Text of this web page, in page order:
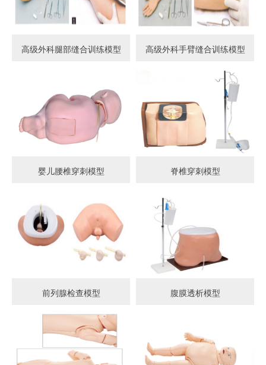
高级外科腿部缝合训练模型 高级外科手臂缝合训练模型
婴儿腰椎穿刺模型 脊椎穿刺模型
前列腺检查模型 腹膜透析模型